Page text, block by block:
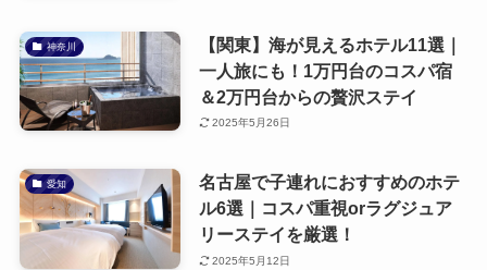
神奈川
【関東】海が見えるホテル11選｜
一人旅にも！1万円台のコスパ宿
＆2万円台からの贅沢ステイ
2025年5月26日
愛知
名古屋で子連れにおすすめのホテ
ル6選｜コスパ重視orラグジュア
リーステイを厳選！
2025年5月12日